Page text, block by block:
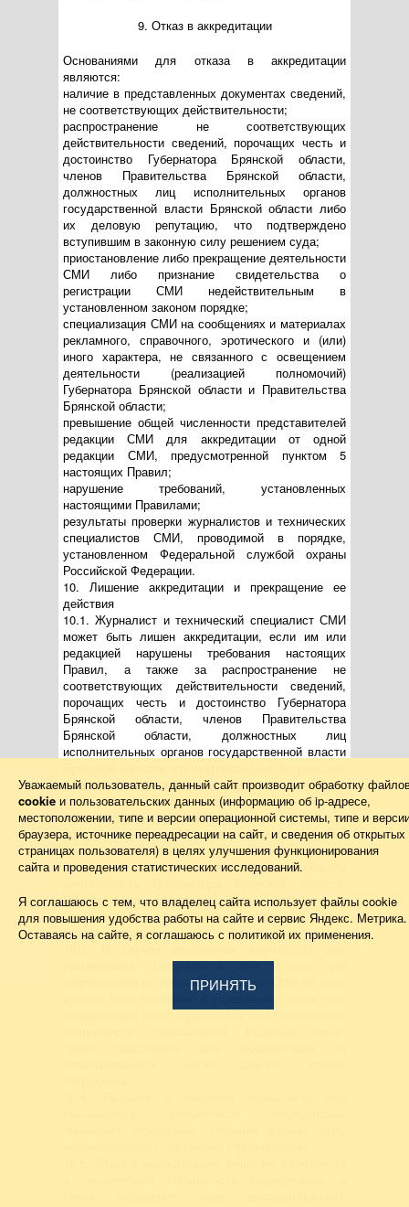
9. Отказ в аккредитации
Основаниями для отказа в аккредитации
являются:
наличие в представленных документах сведений,
не соответствующих действительности;
распространение не соответствующих
действительности сведений, порочащих честь и
достоинство Губернатора Брянской области,
членов Правительства Брянской области,
должностных лиц исполнительных органов
государственной власти Брянской области либо
их деловую репутацию, что подтверждено
вступившим в законную силу решением суда;
приостановление либо прекращение деятельности
СМИ либо признание свидетельства о
регистрации СМИ недействительным в
установленном законом порядке;
специализация СМИ на сообщениях и материалах
рекламного, справочного, эротического и (или)
иного характера, не связанного с освещением
деятельности (реализацией полномочий)
Губернатора Брянской области и Правительства
Брянской области;
превышение общей численности представителей
редакции СМИ для аккредитации от одной
редакции СМИ, предусмотренной пунктом 5
настоящих Правил;
нарушение требований, установленных
настоящими Правилами;
результаты проверки журналистов и технических
специалистов СМИ, проводимой в порядке,
установленном Федеральной службой охраны
Российской Федерации.
10. Лишение аккредитации и прекращение ее
действия
10.1. Журналист и технический специалист СМИ
может быть лишен аккредитации, если им или
редакцией нарушены требования настоящих
Правил, а также за распространение не
соответствующих действительности сведений,
порочащих честь и достоинство Губернатора
Брянской области, членов Правительства
Брянской области, должностных лиц
исполнительных органов государственной власти
в законную силу решением суда.
10.2. Управление имеет право лишить
аккредитации журналистов и технических
специалистов тех СМИ, которые прекратили или
приостановили свою деятельность либо в течение
3 месяцев с момента аккредитации не освещали
Правительства Брянской области, если это не
связано со спецификой выхода изданий в свет и
материалов в эфир.
технического специалиста или отзыва его
аккредитации по решению редакции СМИ об этом
аккредитация этого журналиста или технического
Уважаемый пользователь, данный сайт производит обработку
cookie и пользовательских данных (информацию об ip-адресе,
местоположении, типе и версии операционной системы, типе и
браузера, источнике переадресации на сайт, и сведения об открытых
страницах пользователя) в целях улучшения функционирования
сайта и проведения статистических исследований.
Я соглашаюсь с тем, что владелец сайта использует файлы cookie
для повышения удобства работы на сайте и сервис Яндекс. Метрика.
Оставаясь на сайте, я соглашаюсь с политикой их применения.
ПРИНЯТЬ